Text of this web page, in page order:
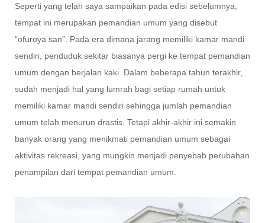
Seperti yang telah saya sampaikan pada edisi sebelumnya,
tempat ini merupakan pemandian umum yang disebut
“ofuroya san”. Pada era dimana jarang memiliki kamar mandi
sendiri, penduduk sekitar biasanya pergi ke tempat pemandian
umum dengan berjalan kaki. Dalam beberapa tahun terakhir,
sudah menjadi hal yang lumrah bagi setiap rumah untuk
memiliki kamar mandi sendiri sehingga jumlah pemandian
umum telah menurun drastis. Tetapi akhir-akhir ini semakin
banyak orang yang menikmati pemandian umum sebagai
aktivitas rekreasi, yang mungkin menjadi penyebab perubahan
penampilan dari tempat pemandian umum.